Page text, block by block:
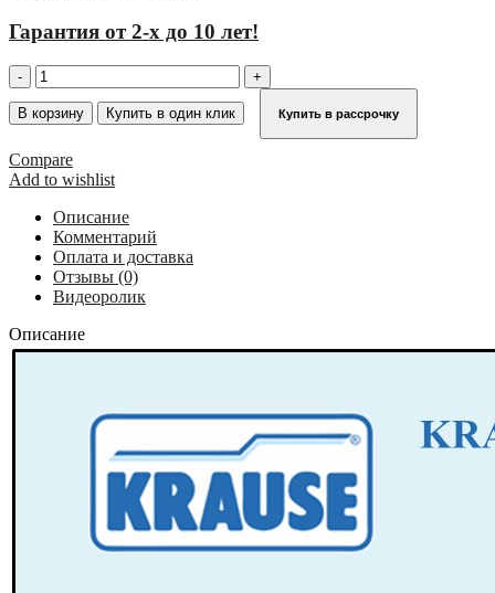
Гарантия от 2-х до 10 лет!
Количество
товара
Лестница
односекционная
алюминиевая
с
траверсой
KRAUSE
CORDA
11
ступеней
030184
В корзину Купить в один клик Купить в рассрочку
Compare
Add to wishlist
Описание
Комментарий
Оплата и доставка
Отзывы (0)
Видеоролик
Описание